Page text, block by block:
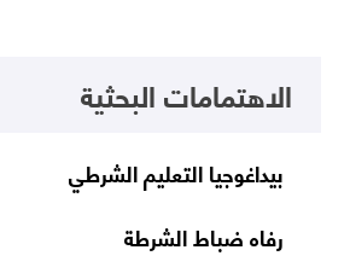
الاهتمامات البحثية
بيداغوجيا التعليم الشرطي
رفاه ضباط الشرطة